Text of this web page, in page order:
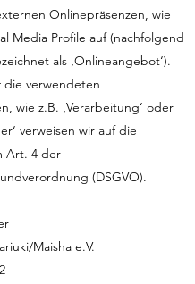
Onlinepräsenzen, wie
Media Profile auf (nachfolgend
als ‚Onlineangebot‘).
die verwendeten
wie z.B. ‚Verarbeitung‘ oder
verweisen wir auf die
Art. 4 der
(DSGVO).
Maisha e.V.